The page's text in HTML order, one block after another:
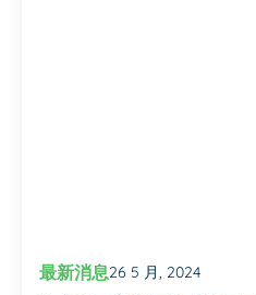
最新消息26 5 月, 2024